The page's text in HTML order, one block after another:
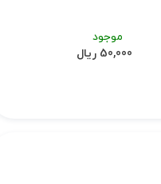
موجود
50,000 ریال